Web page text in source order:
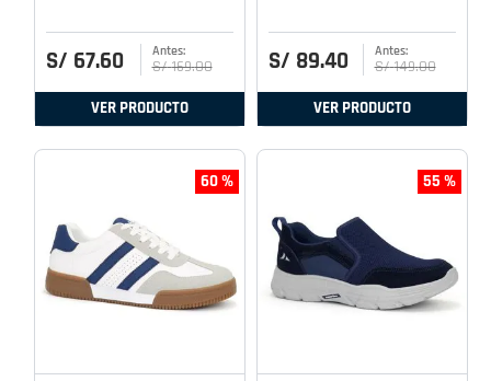
S/ 67.60 S/ 169.00
VER PRODUCTO
S/ 89.40 S/ 149.00
VER PRODUCTO
60 % 55 %